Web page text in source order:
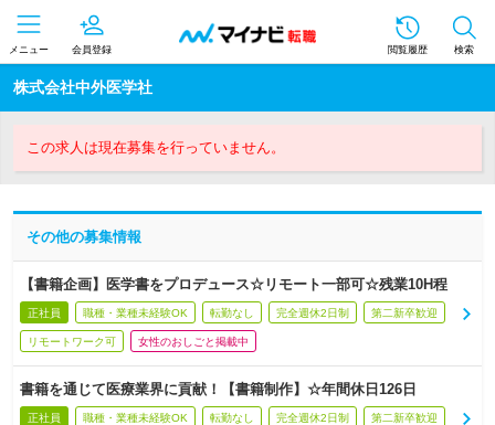
メニュー 会員登録 閲覧履歴 検索
株式会社中外医学社
この求人は現在募集を行っていません。
その他の募集情報
【書籍企画】医学書をプロデュース☆リモート一部可☆残業10H程
正社員 職種・業種未経験OK 転勤なし 完全週休2日制 第二新卒歓迎
リモートワーク可 女性のおしごと掲載中
書籍を通じて医療業界に貢献！【書籍制作】☆年間休日126日
正社員 職種・業種未経験OK 転勤なし 完全週休2日制 第二新卒歓迎